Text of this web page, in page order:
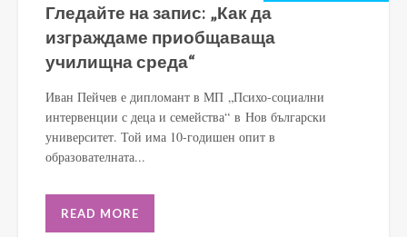
Гледайте на запис: „Как да
изграждаме приобщаваща
училищна среда“
Иван Пейчев е дипломант в МП „Психо-социални
интервенции с деца и семейства“ в Нов български
университет. Той има 10-годишен опит в
образователната...
READ MORE